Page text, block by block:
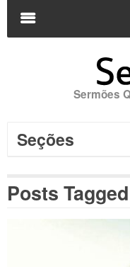
m
Sermões
Seções
Posts